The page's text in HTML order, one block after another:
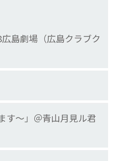
島劇場（広島クラブク
す～」＠青山月見ル君